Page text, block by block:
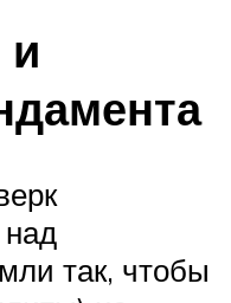
и
над
так, чтобы